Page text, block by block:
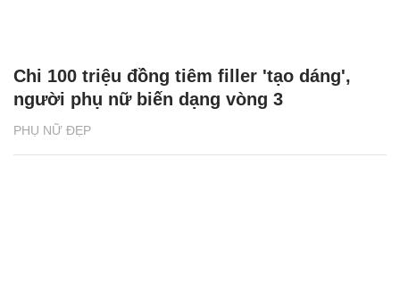
PHỤ NỮ ĐẸP
Chi 100 triệu đồng tiêm filler 'tạo dáng',
người phụ nữ biến dạng vòng 3